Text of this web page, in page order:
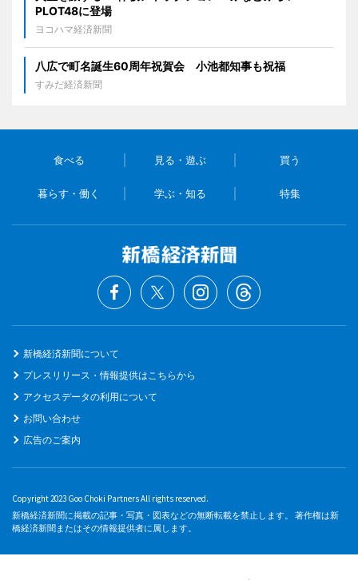
PLOT48に登場
ヨコハマ経済新聞
八広で町名誕生60周年祝賀会 小池都知事も祝福
すみだ経済新聞
食べる 見る・遊ぶ 買う
暮らす・働く 学ぶ・知る 特集
新橋経済新聞について
プレスリリース・情報提供はこちらから
アクセスデータの利用について
お問い合わせ
広告のご案内
Copyright 2023 Goo Choki Partners All rights reserved.
新橋経済新聞に掲載の記事・写真・図表などの無断転載を禁止します。 著作権は新
橋経済新聞またはその情報提供者に属します。